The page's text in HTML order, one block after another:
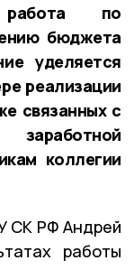
работа по
бюджета
уделяется
реализации
связанных с
заработной
коллегии
СК РФ Андрей
работы